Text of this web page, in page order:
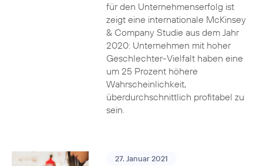
für den Unternehmenserfolg ist
zeigt eine internationale McKinsey
& Company Studie aus dem Jahr
2020: Unternehmen mit hoher
Geschlechter-Vielfalt haben eine
um 25 Prozent höhere
Wahrscheinlichkeit,
überdurchschnittlich profitabel zu
sein.
27. Januar 2021